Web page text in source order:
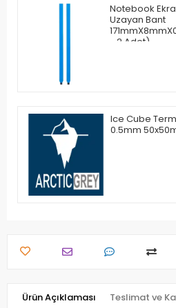
Notebook
Uzayan Bant
- 2 Adet)
Ice Cube
0.5mm
Ürün Açıklaması Teslimat ve